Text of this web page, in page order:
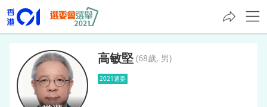
高敏堅
高敏堅 (68歲, 男)
2021選委